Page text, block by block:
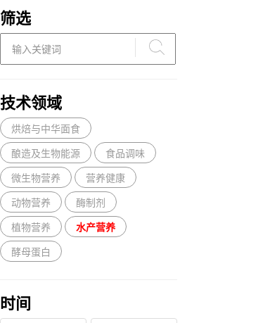
筛选
技术领域
烘焙与中华面食
酿造及生物能源
食品调味
微生物营养
营养健康
动物营养
酶制剂
植物营养
水产营养
酵母蛋白
时间